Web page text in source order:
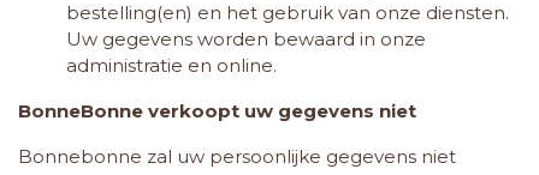
bestelling(en) en het gebruik van onze diensten.
Uw gegevens worden bewaard in onze
administratie en online.
BonneBonne verkoopt uw gegevens niet
Bonnebonne zal uw persoonlijke gegevens niet